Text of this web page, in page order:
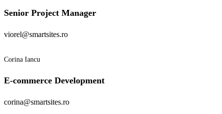
Senior Project Manager
viorel@smartsites.ro
Corina Iancu
E-commerce Development
corina@smartsites.ro